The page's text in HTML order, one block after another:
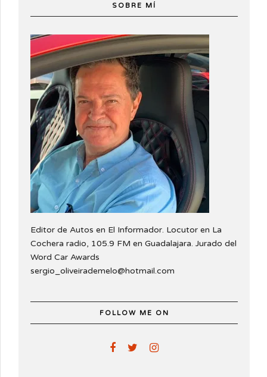
SOBRE MÍ
Editor de Autos en El Informador. Locutor en La
Cochera radio, 105.9 FM en Guadalajara. Jurado del
Word Car Awards
sergio_oliveirademelo@hotmail.com
FOLLOW ME ON